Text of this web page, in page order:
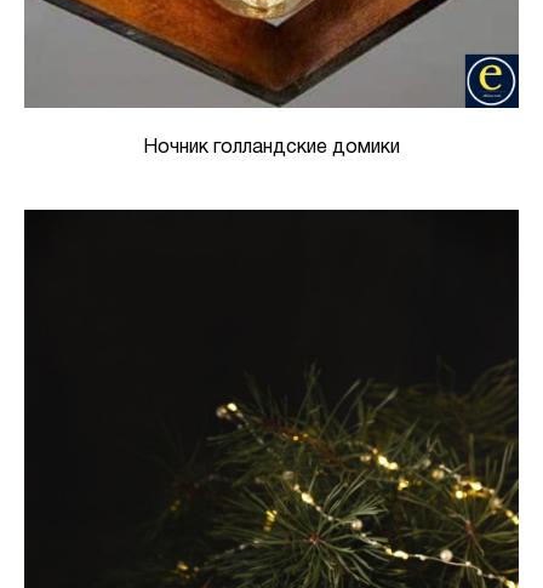
Ночник голландские домики